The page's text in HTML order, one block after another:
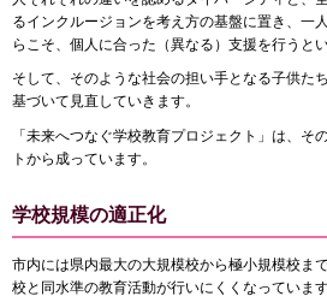
るインクルージョンを考え方の基盤に置き、一
らこそ、個人に合った（異なる）支援を行うと
そして、そのような社会の担い手となる子供た
基づいて見直していきます。
「未来へつなぐ学校教育プロジェクト」は、そ
トから成っています。
学校規模の適正化
市内には県内最大の大規模校から極小規模校ま
校と同水準の教育活動が行いにくくなっています